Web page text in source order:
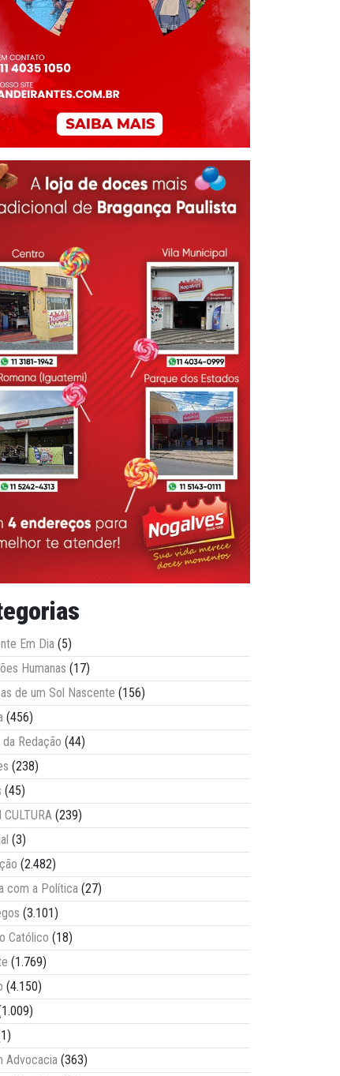
Em Dia (5)
Humanas (17)
de um Sol Nascente (156)
(456)
da Redação (44)
(238)
(45)
CULTURA (239)
(3)
(2.482)
com a Política (27)
(3.101)
Católico (18)
(1.769)
(4.150)
Advocacia (363)